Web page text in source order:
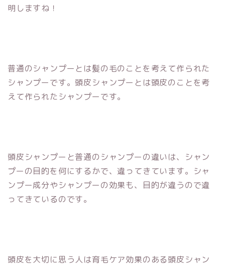
明しますね！
普通のシャンプーとは髪の毛のことを考えて作られた
シャンプーです。頭皮シャンプーとは頭皮のことを考
えて作られたシャンプーです。
頭皮シャンプーと普通のシャンプーの違いは、シャン
プーの目的を何にするかで、違ってきています。シャ
ンプー成分やシャンプーの効果も、目的が違うので違
ってきているのです。
頭皮を大切に思う人は育毛ケア効果のある頭皮シャン